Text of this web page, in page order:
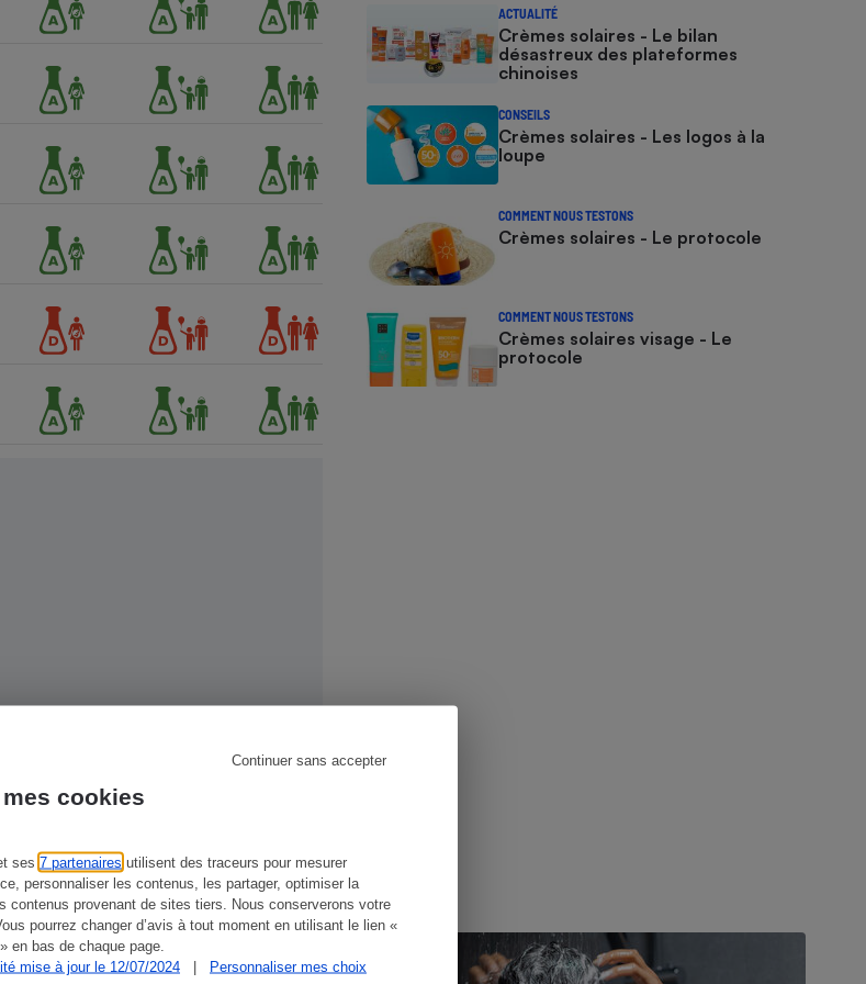
mes cookies
ses 7 partenaires utilisent des traceurs pour mesurer
personnaliser les contenus, les partager, optimiser la
contenus provenant de sites tiers. Nous conserverons votre
pourrez changer d’avis à tout moment en utilisant le lien «
en bas de chaque page.
mise à jour le 12/07/2024
| Personnaliser mes choix
Continuer sans accepter
ACTUALITÉ
Crèmes solaires - Le bilan
désastreux des plateformes
chinoises
CONSEILS
Crèmes solaires - Les logos à la
loupe
COMMENT NOUS TESTONS
Crèmes solaires - Le protocole
COMMENT NOUS TESTONS
Crèmes solaires visage - Le
protocole
encastrable
photo
- Gaz
Lessive